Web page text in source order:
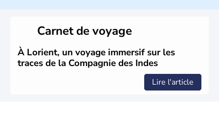
siècle, l'Inde reste sous la domination de l'empire
britannique jusqu'à l'obtention de son indépendance en
1947. Le Taj Mahal, mausolée construit par un empereur
en l'honneur de son épouse, a été édifié dans les années
1640 et est aujourd'hui considéré comme l'une des 7
Carnet de voyage
À Lorient, un voyage immersif sur les
traces de la Compagnie des Indes
Lire l'article